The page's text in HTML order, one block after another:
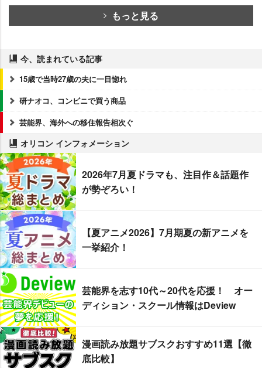
もっと見る
今、読まれている記事
15歳で当時27歳の夫に一目惚れ
研ナオコ、コンビニで買う商品
芸能界、海外への移住報告相次ぐ
オリコン インフォメーション
2026年7月夏ドラマも、注目作＆話題作
が勢ぞろい！
【夏アニメ2026】7月期夏の新アニメを
一挙紹介！
芸能界を志す10代～20代を応援！ オー
ディション・スクール情報はDeview
漫画読み放題サブスクおすすめ11選【徹
底比較】